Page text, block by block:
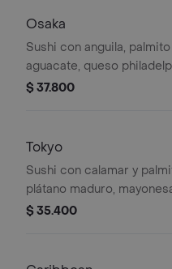
Osaka
Sushi con anguila, palmito
aguacate, queso
envuelto en polvo de nori y
$ 37.800
Tokyo
Sushi con calamar y
plátano maduro,
aguacate y salsa
$ 35.400